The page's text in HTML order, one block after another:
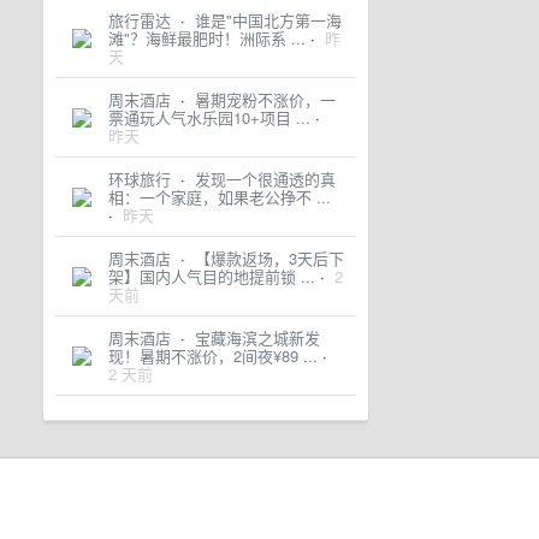
旅行雷达 · 谁是"中国北方第一海
滩"？海鲜最肥时！洲际系 ... · 昨
天
周末酒店 · 暑期宠粉不涨价，一
票通玩人气水乐园10+项目 ... ·
昨天
环球旅行 · 发现一个很通透的真
相：一个家庭，如果老公挣不 ...
· 昨天
周末酒店 · 【爆款返场，3天后下
架】国内人气目的地提前锁 ... · 2
天前
周末酒店 · 宝藏海滨之城新发
现！暑期不涨价，2间夜¥89 ... ·
2 天前